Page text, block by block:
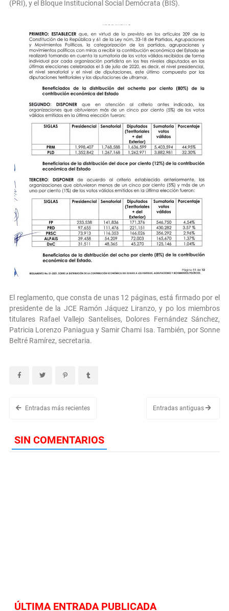
(PRI), y el Bloque Institucional Social Demócrata (BIS).
El reglamento, que consta de unas 12 páginas, está firmado por el
presidente de la JCE Ramón Jáquez Liranzo, y po los miembros
titulares Rafael Vallejo Santelises, Dolores Fernández Sánchez,
Patricia Lorenzo Paniagua y Samir Chami Isa. También, por Sonne
Beltré Ramírez, secretaria.
Entradas más recientes Entradas antiguas
SIN COMENTARIOS
ÚLTIMA ENTRADA PUBLICADA